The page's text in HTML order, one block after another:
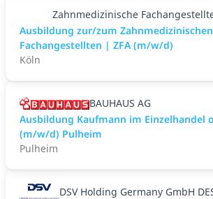
Zahnmedizinische
Ausbildung zur/zum Zahnmedizinischen
Fachangestellten | ZFA (m/w/d)
Köln
BAUHAUS AG
Ausbildung Kaufmann im Einzelhandel
(m/w/d) Pulheim
Pulheim
DSV Holding Germany GmbH